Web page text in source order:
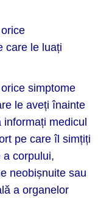
care le luați
simptome
le aveți înainte
medicul
pe care îl simțiți
corpului,
neobișnuite sau
a organelor